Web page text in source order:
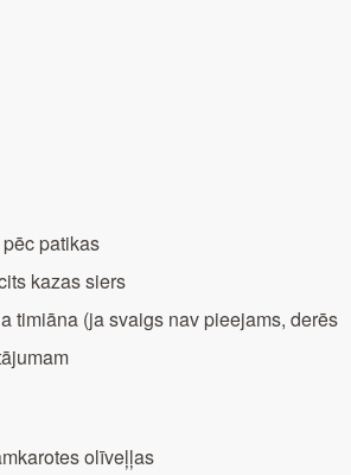
patikas
kazas siers
timiāna (ja svaigs nav pieejams, derēs
olīveļļas